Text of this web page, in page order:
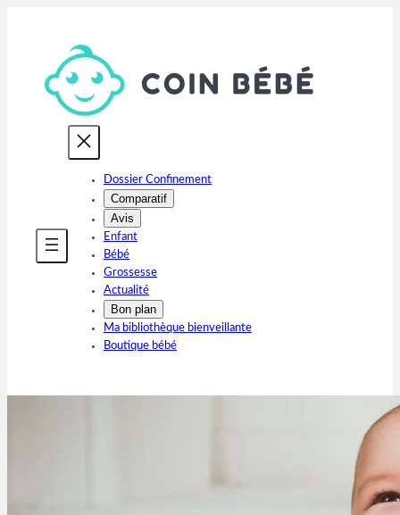
contenu
Dossier Confinement
Comparatif
Avis
Enfant
Bébé
Grossesse
Actualité
Bon plan
Ma bibliothèque bienveillante
Boutique bébé